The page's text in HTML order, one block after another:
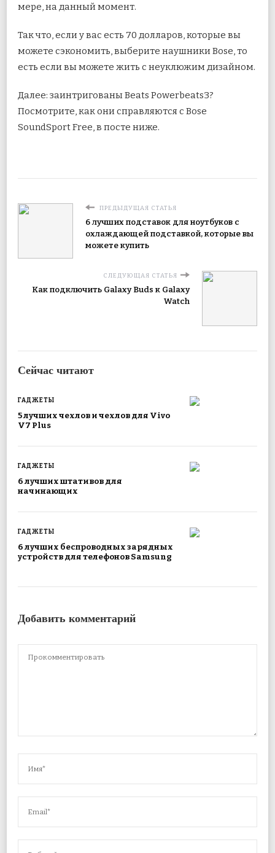
мере, на данный момент.
Так что, если у вас есть 70 долларов, которые вы
можете сэкономить, выберите наушники Bose, то
есть если вы можете жить с неуклюжим дизайном.
Далее: заинтригованы Beats Powerbeats3?
Посмотрите, как они справляются с Bose
SoundSport Free, в посте ниже.
ПРЕДЫДУЩАЯ СТАТЬЯ
6 лучших подставок для ноутбуков с
охлаждающей подставкой, которые вы
можете купить
СЛЕДУЮЩАЯ СТАТЬЯ
Как подключить Galaxy Buds к Galaxy
Watch
Сейчас читают
ГАДЖЕТЫ
5 лучших чехлов и чехлов для Vivo
V7 Plus
ГАДЖЕТЫ
6 лучших штативов для
начинающих
ГАДЖЕТЫ
6 лучших беспроводных зарядных
устройств для телефонов Samsung
Добавить комментарий